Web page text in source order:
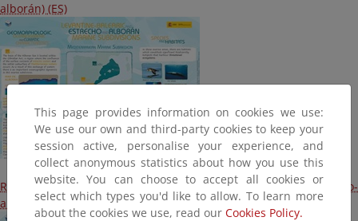
alborán) (ES)
Región mediterránea (demarcaciones levantino-balear y estrecho-
alborán) (EN)
This page provides information on cookies we use:
We use our own and third-party cookies to keep your
session active, personalise your experience, and
collect anonymous statistics about how you use this
website. You can choose to accept all cookies or
select which types you'd like to allow. To learn more
about the cookies we use, read our Cookies Policy.